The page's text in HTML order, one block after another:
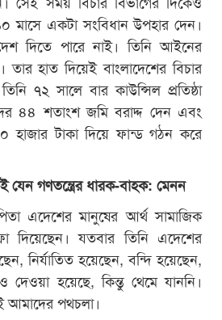
মাসে একটা সংবিধান উপহার দেন।
দিতে পারে নাই। তিনি আইনের
তার হাত দিয়েই বাংলাদেশের বিচার
৭২ সালে বার কাউন্সিল প্রতিষ্ঠা
৪৪ শতাংশ জমি বরাদ্দ দেন এবং
হাজার টাকা দিয়ে ফান্ড গঠন করে
যেন গণতন্ত্রের ধারক-বাহক: মেনন
এদেশের মানুষের আর্থ সামাজিক
দিয়েছেন। যতবার তিনি এদেশের
নির্যাতিত হয়েছেন, বন্দি হয়েছেন,
দেওয়া হয়েছে, কিন্তু থেমে যাননি।
আমাদের পথচলা।